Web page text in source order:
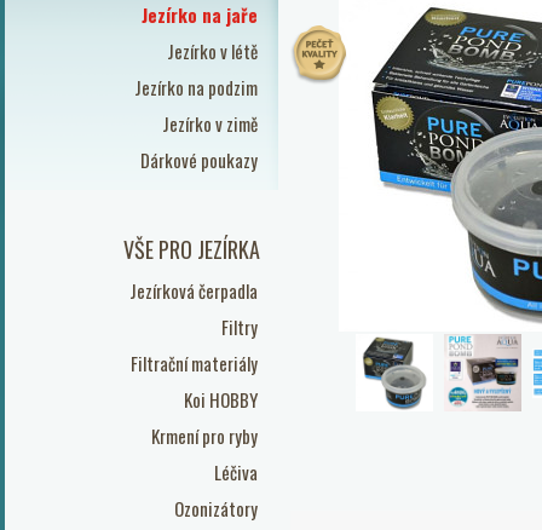
Jezírko na jaře
Jezírko v létě
Jezírko na podzim
Jezírko v zimě
Dárkové poukazy
VŠE PRO JEZÍRKA
Jezírková čerpadla
Filtry
Filtrační materiály
Koi HOBBY
Krmení pro ryby
Léčiva
Ozonizátory